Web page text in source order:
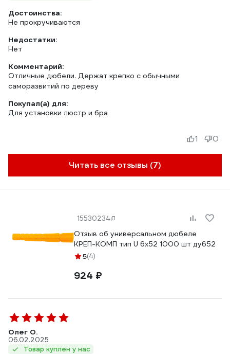
Достоинства:
Не прокручиваются
Недостатки:
Нет
Комментарий:
Отличные дюбели. Держат крепко с обычными
саморазвитий по дереву
Покупал(а) для:
Для установки люстр и бра
Читать все отзывы (7)
1 0
15530234
Отзыв об универсальном дюбеле
КРЕП-КОМП тип U 6х52 1000 шт ду652
5(4)
924 ₽
Олег О.
06.02.2025
Товар куплен у нас